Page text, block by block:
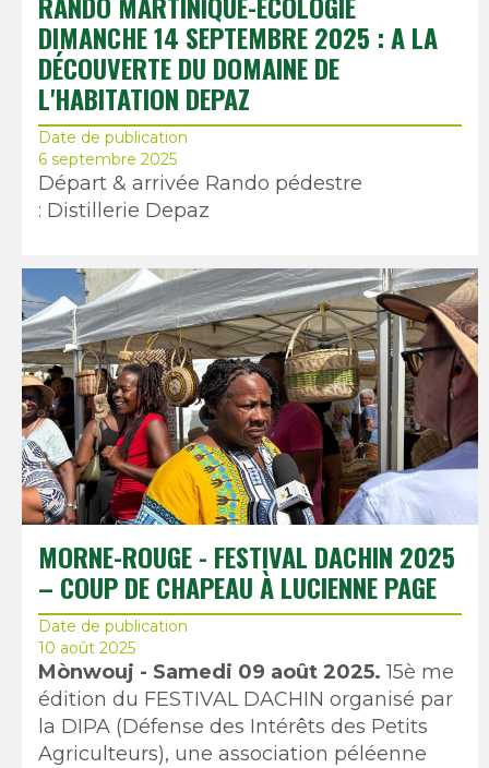
DIMANCHE 14 SEPTEMBRE 2025 : A LA
DÉCOUVERTE DU DOMAINE DE
L'HABITATION DEPAZ
Date de publication
6 septembre 2025
Départ & arrivée Rando pédestre
: Distillerie Depaz
MORNE-ROUGE - FESTIVAL DACHIN 2025
– COUP DE CHAPEAU À LUCIENNE PAGE
Date de publication
10 août 2025
Mònwouj - Samedi 09 août 2025. 15è me
édition du FESTIVAL DACHIN organisé par
la DIPA (Défense des Intérêts des Petits
Agriculteurs), une association péléenne